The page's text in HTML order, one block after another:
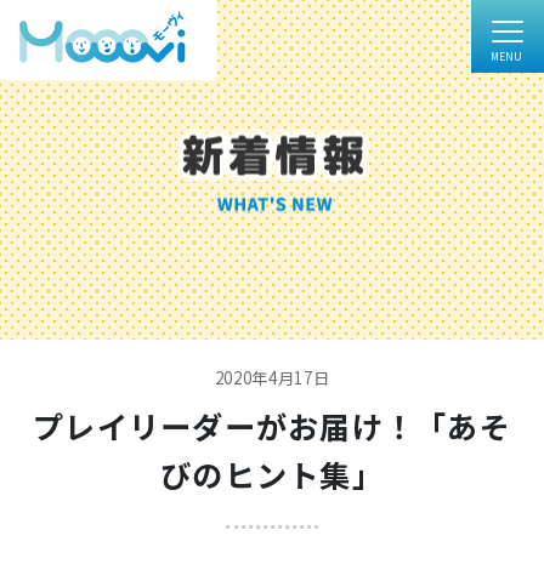
2020年4月17日
プレイリーダーがお届け！「あそ
びのヒント集」